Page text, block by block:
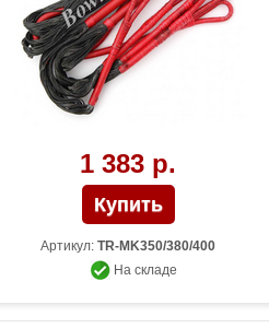
1 383 р.
Артикул: TR-MK350/380/400
На складе